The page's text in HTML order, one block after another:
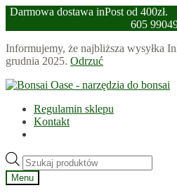
Darmowa dostawa inPost od 400zł.
605
Informujemy, że najbliższa wysyłka
grudnia 2025. Odrzuć
Przejdź
nawigacji
Przejdź
treści
Regulamin sklepu
Kontakt
Wyszukiwarka
produktów
Menu